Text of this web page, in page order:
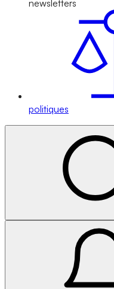
newsletters
politiques